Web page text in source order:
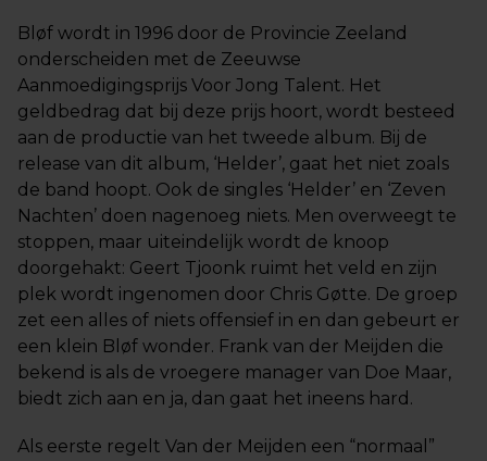
Bløf wordt in 1996 door de Provincie Zeeland
onderscheiden met de Zeeuwse
Aanmoedigingsprijs Voor Jong Talent. Het
geldbedrag dat bij deze prijs hoort, wordt besteed
aan de productie van het tweede album. Bij de
release van dit album, ‘Helder’, gaat het niet zoals
de band hoopt. Ook de singles ‘Helder’ en ‘Zeven
Nachten’ doen nagenoeg niets. Men overweegt te
stoppen, maar uiteindelijk wordt de knoop
doorgehakt: Geert Tjoonk ruimt het veld en zijn
plek wordt ingenomen door Chris Gøtte. De groep
zet een alles of niets offensief in en dan gebeurt er
een klein Bløf wonder. Frank van der Meijden die
bekend is als de vroegere manager van Doe Maar,
biedt zich aan en ja, dan gaat het ineens hard.
Als eerste regelt Van der Meijden een “normaal”